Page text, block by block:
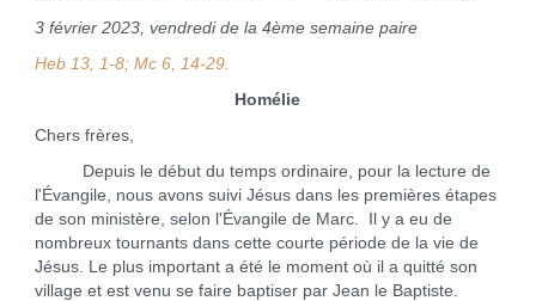
3 février 2023, vendredi de la 4ème semaine paire
Heb 13, 1-8; Mc 6, 14-29.
Homélie
Chers frères,
Depuis le début du temps ordinaire, pour la lecture de
l'Évangile, nous avons suivi Jésus dans les premières étapes
de son ministère, selon l'Évangile de Marc. Il y a eu de
nombreux tournants dans cette courte période de la vie de
Jésus. Le plus important a été le moment où il a quitté son
village et est venu se faire baptiser par Jean le Baptiste.